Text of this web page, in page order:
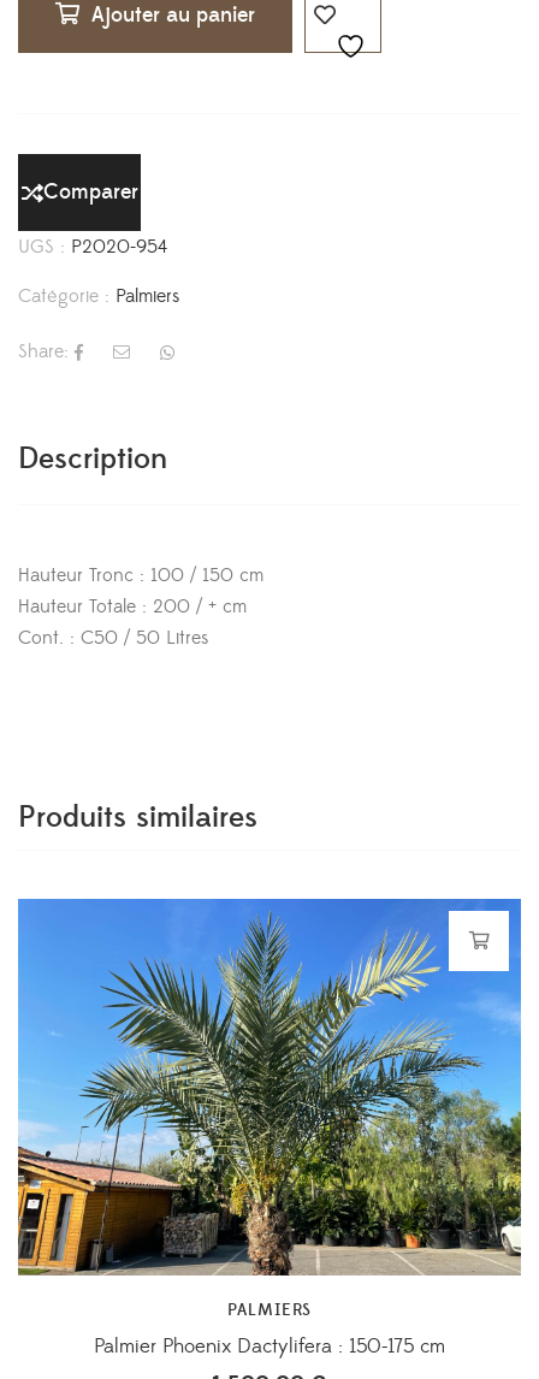
Ajouter au panier
Comparer
UGS : P2020-954
Catégorie : Palmiers
Share:
Description
Hauteur Tronc : 100 / 150 cm
Hauteur Totale : 200 / + cm
Cont. : C50 / 50 Litres
Produits similaires
PALMIERS
Palmier Phoenix Dactylifera : 150-175 cm